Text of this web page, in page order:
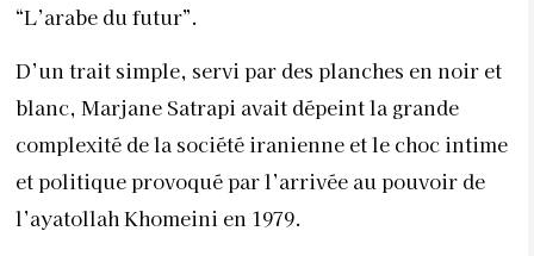
“L’arabe du futur”.
D’un trait simple, servi par des planches en noir et
blanc, Marjane Satrapi avait dépeint la grande
complexité de la société iranienne et le choc intime
et politique provoqué par l’arrivée au pouvoir de
l’ayatollah Khomeini en 1979.